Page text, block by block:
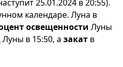
25.01.2024 в 20:55).
календаре. Луна в
освещенности Луны
Луны в 15:50, а закат в